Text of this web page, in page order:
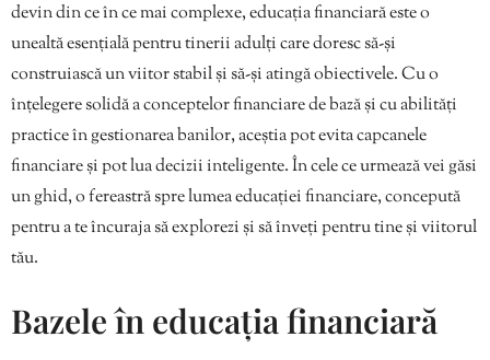
devin din ce în ce mai complexe, educația financiară este o
unealtă esențială pentru tinerii adulți care doresc să-și
construiască un viitor stabil și să-și atingă obiectivele. Cu o
înțelegere solidă a conceptelor financiare de bază și cu abilități
practice în gestionarea banilor, aceștia pot evita capcanele
financiare și pot lua decizii inteligente. În cele ce urmează vei găsi
un ghid, o fereastră spre lumea educației financiare, concepută
pentru a te încuraja să explorezi și să înveți pentru tine și viitorul
tău.
Bazele în educația financiară